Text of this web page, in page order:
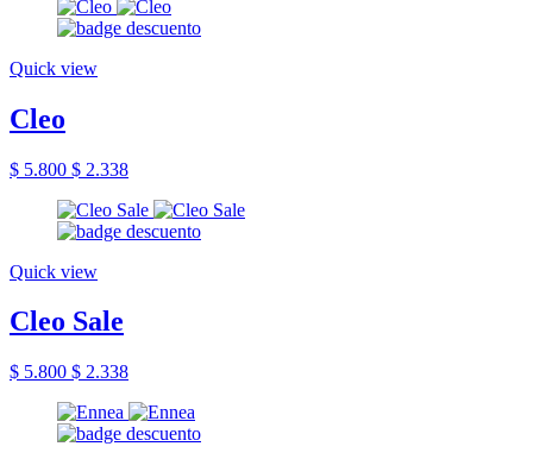
Quick view
Cleo
$ 5.800 $ 2.338
Quick view
Cleo Sale
$ 5.800 $ 2.338